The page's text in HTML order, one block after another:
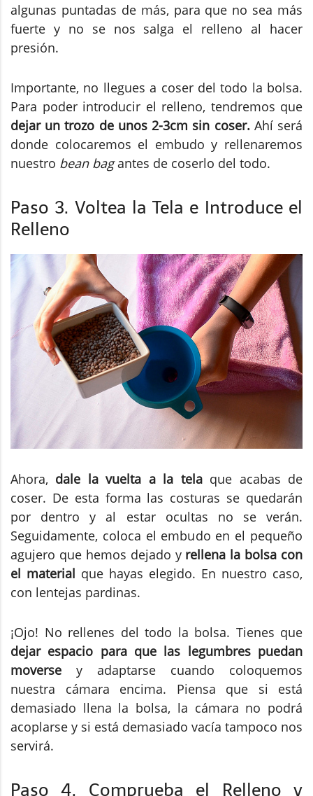
algunas puntadas de más, para que no sea más
fuerte y no se nos salga el relleno al hacer
presión.
Importante, no llegues a coser del todo la bolsa.
Para poder introducir el relleno, tendremos que
dejar un trozo de unos 2-3cm sin coser.Ahí será
donde colocaremos el embudo y rellenaremos
nuestro bean bagantes de coserlo del todo.
Paso 3. Voltea la Tela e Introduce el
Relleno
Ahora, dale la vuelta a la telaque acabas de
coser. De esta forma las costuras se quedarán
por dentro y al estar ocultas no se verán.
Seguidamente, coloca el embudo en el pequeño
agujero que hemos dejado yrellena la bolsa con
el material que hayas elegido. En nuestro caso,
con lentejas pardinas.
¡Ojo! No rellenes del todo la bolsa. Tienes que
dejar espacio para que las legumbres puedan
moverse y adaptarse cuando coloquemos
nuestra cámara encima. Piensa que si está
demasiado llena la bolsa, la cámara no podrá
acoplarse y si está demasiado vacía tampoco nos
servirá.
Paso 4. Comprueba el Relleno y